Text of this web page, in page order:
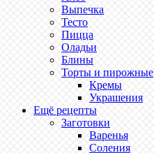
Выпечка
Тесто
Пицца
Оладьи
Блины
Торты и пирожные
Кремы
Украшения
Ещё рецепты
Заготовки
Варенья
Соления